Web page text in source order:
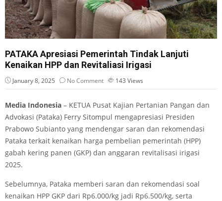
PATAKA Apresiasi Pemerintah Tindak Lanjuti
Kenaikan HPP dan Revitaliasi Irigasi
January 8, 2025 No Comment 143 Views
Media Indonesia – KETUA Pusat Kajian Pertanian Pangan dan
Advokasi (Pataka) Ferry Sitompul mengapresiasi Presiden
Prabowo Subianto yang mendengar saran dan rekomendasi
Pataka terkait kenaikan harga pembelian pemerintah (HPP)
gabah kering panen (GKP) dan anggaran revitalisasi irigasi
2025.
Sebelumnya, Pataka memberi saran dan rekomendasi soal
kenaikan HPP GKP dari Rp6.000/kg jadi Rp6.500/kg, serta